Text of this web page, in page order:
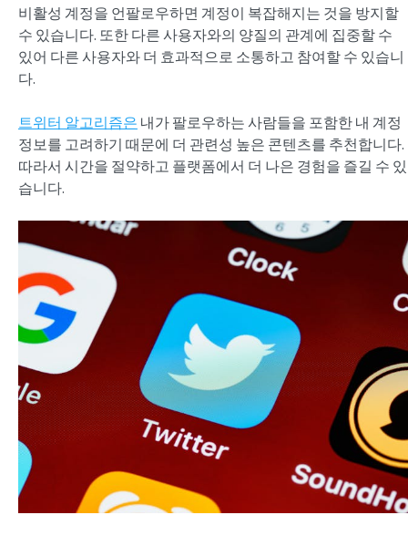
비활성 계정을 언팔로우하면 계정이 복잡해지는 것을 방지할
수 있습니다. 또한 다른 사용자와의 양질의 관계에 집중할 수
있어 다른 사용자와 더 효과적으로 소통하고 참여할 수 있습니
다.
트위터 알고리즘은 내가 팔로우하는 사람들을 포함한 내 계정
정보를 고려하기 때문에 더 관련성 높은 콘텐츠를 추천합니다.
따라서 시간을 절약하고 플랫폼에서 더 나은 경험을 즐길 수 있
습니다.